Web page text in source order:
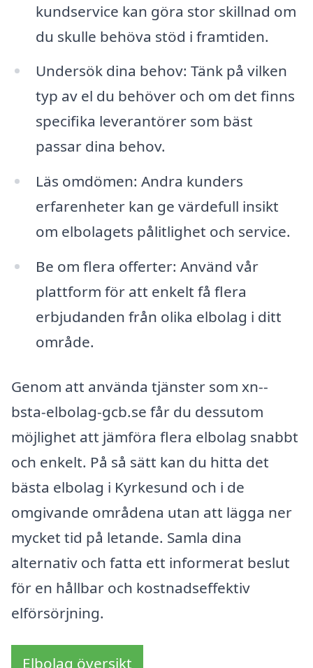
kundservice kan göra stor skillnad om
du skulle behöva stöd i framtiden.
Undersök dina behov: Tänk på vilken
typ av el du behöver och om det finns
specifika leverantörer som bäst
passar dina behov.
Läs omdömen: Andra kunders
erfarenheter kan ge värdefull insikt
om elbolagets pålitlighet och service.
Be om flera offerter: Använd vår
plattform för att enkelt få flera
erbjudanden från olika elbolag i ditt
område.
Genom att använda tjänster som xn--
bsta-elbolag-gcb.se får du dessutom
möjlighet att jämföra flera elbolag snabbt
och enkelt. På så sätt kan du hitta det
bästa elbolag i Kyrkesund och i de
omgivande områdena utan att lägga ner
mycket tid på letande. Samla dina
alternativ och fatta ett informerat beslut
för en hållbar och kostnadseffektiv
elförsörjning.
Elbolag översikt